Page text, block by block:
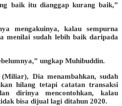
baik itu dianggap kurang baik,”
mengakuinya, kalau sempurna
menilai sudah lebih baik daripada
ungkap Muhibuddin.
Dia menambahkan, sudah
hilang tetapi catatan transaksi
dirinya mencontohkan, kalau
bisa dijual lagi ditahun 2020.